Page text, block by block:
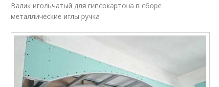
Валик игольчатый для гипсокартона в сборе
металлические иглы ручка